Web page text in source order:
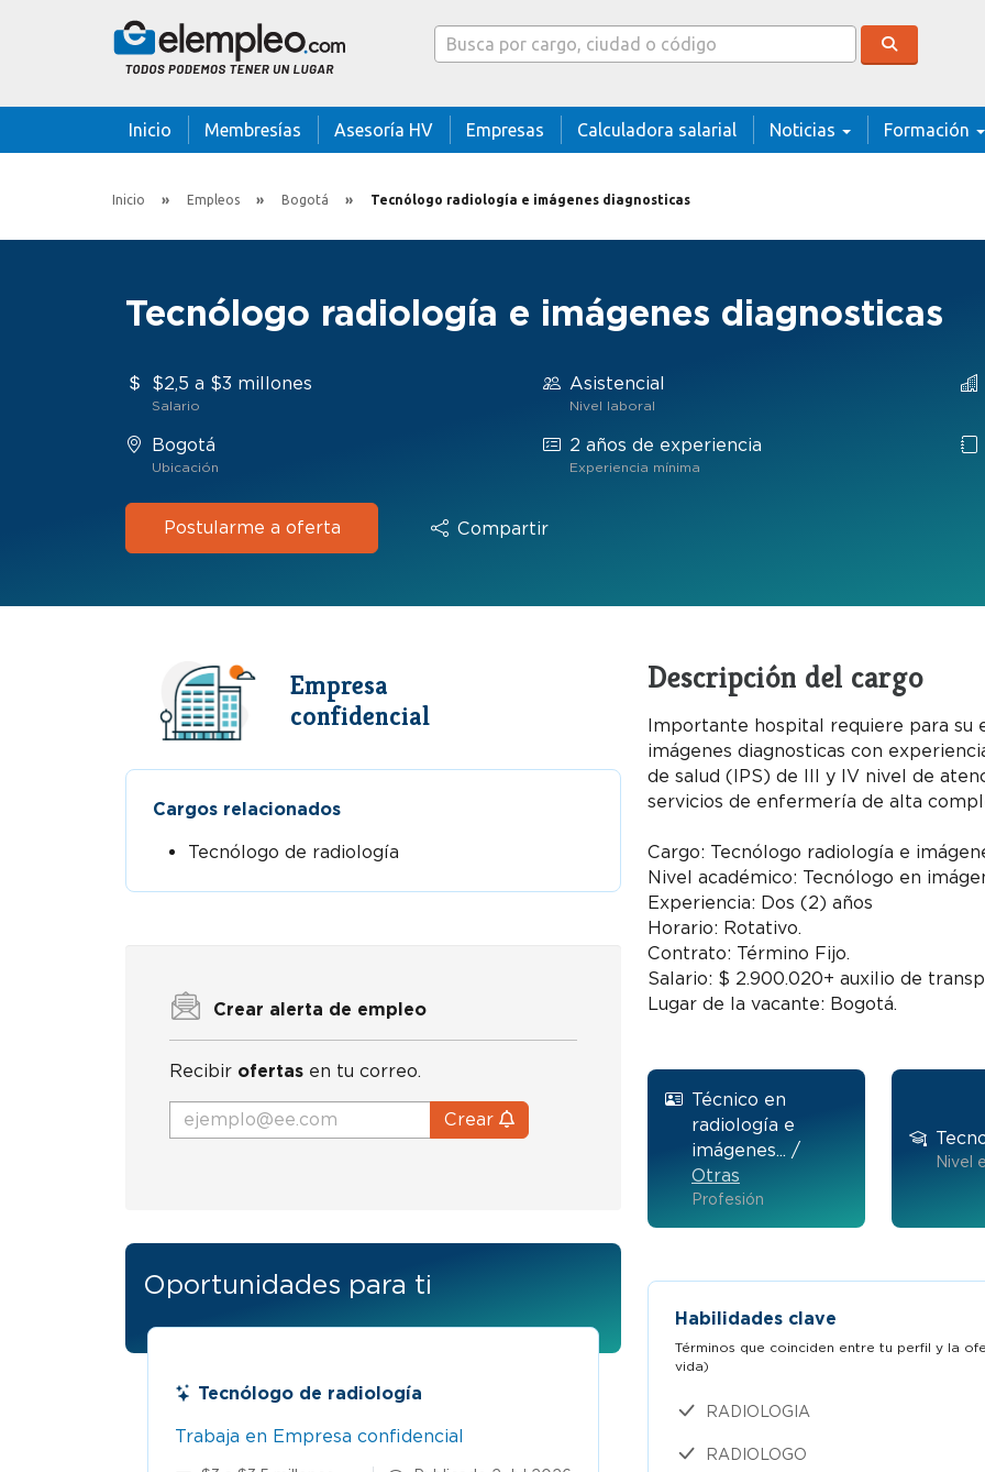
Caja buscador
Inicio Membresías Asesoría HV Empresas Calculadora salarial Noticias Formación
Inicio Empleos Bogotá Tecnólogo radiología e imágenes diagnosticas
Tecnólogo radiología e imágenes diagnosticas
$2,5 a $3 millones
Salario
Bogotá
Ubicación
Asistencial
Nivel laboral
2 años de experiencia
Experiencia mínima
Postularme a oferta Compartir
Empresa
confidencial
Cargos relacionados
Tecnólogo de radiología
Crear alerta de empleo
Recibir ofertas en tu correo.
Crear
Oportunidades para ti
Tecnólogo de radiología
Trabaja en Empresa confidencial
Descripción del cargo
Importante hospital requiere para su
imágenes diagnosticas con
de salud (IPS) de III y IV nivel de
servicios de enfermería de alta
Cargo: Tecnólogo radiología e
Nivel académico: Tecnólogo en
Experiencia: Dos (2) años
Horario: Rotativo.
Contrato: Término Fijo.
Salario: $ 2.900.020+ auxilio de
Lugar de la vacante: Bogotá.
Técnico en
radiología e
imágenes... /
Otras
Profesión
Nivel
Habilidades clave
Términos que coinciden entre tu perfil y la
vida)​
RADIOLOGIA
RADIOLOGO